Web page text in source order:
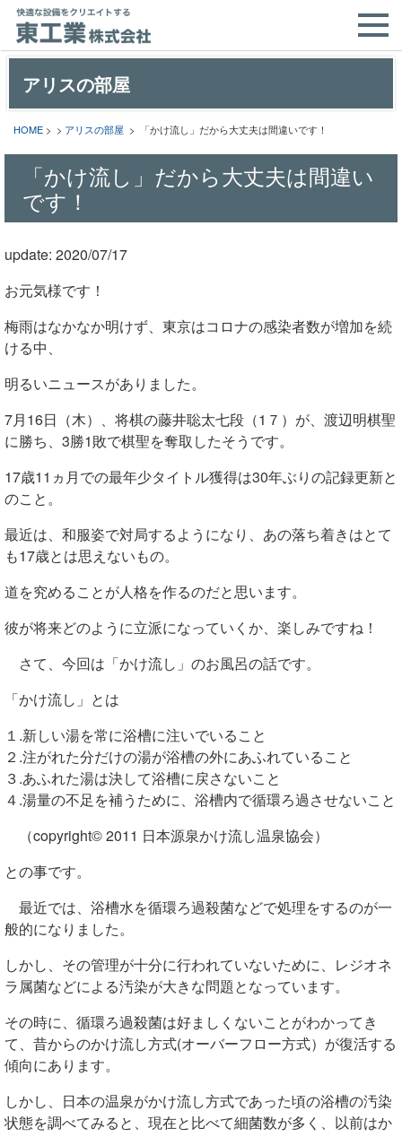
アリスの部屋
HOME > > アリスの部屋 > 「かけ流し」だから大丈夫は間違いです！
「かけ流し」だから大丈夫は間違い
です！
update: 2020/07/17
お元気様です！
梅雨はなかなか明けず、東京はコロナの感染者数が増加を続
ける中、
明るいニュースがありました。
7月16日（木）、将棋の藤井聡太七段（1７）が、渡辺明棋聖
に勝ち、3勝1敗で棋聖を奪取したそうです。
17歳11ヵ月での最年少タイトル獲得は30年ぶりの記録更新と
のこと。
最近は、和服姿で対局するようになり、あの落ち着きはとて
も17歳とは思えないもの。
道を究めることが人格を作るのだと思います。
彼が将来どのように立派になっていくか、楽しみですね！
さて、今回は「かけ流し」のお風呂の話です。
「かけ流し」とは
１.新しい湯を常に浴槽に注いでいること
２.注がれた分だけの湯が浴槽の外にあふれていること
３.あふれた湯は決して浴槽に戻さないこと
４.湯量の不足を補うために、浴槽内で循環ろ過させないこと
（copyright© 2011 日本源泉かけ流し温泉協会）
との事です。
最近では、浴槽水を循環ろ過殺菌などで処理をするのが一
般的になりました。
しかし、その管理が十分に行われていないために、レジオネ
ラ属菌などによる汚染が大きな問題となっています。
その時に、循環ろ過殺菌は好ましくないことがわかってき
て、昔からのかけ流し方式(オーバーフロー方式）が復活する
傾向にあります。
しかし、日本の温泉がかけ流し方式であった頃の浴槽の汚染
状態を調べてみると、現在と比べて細菌数が多く、以前はか